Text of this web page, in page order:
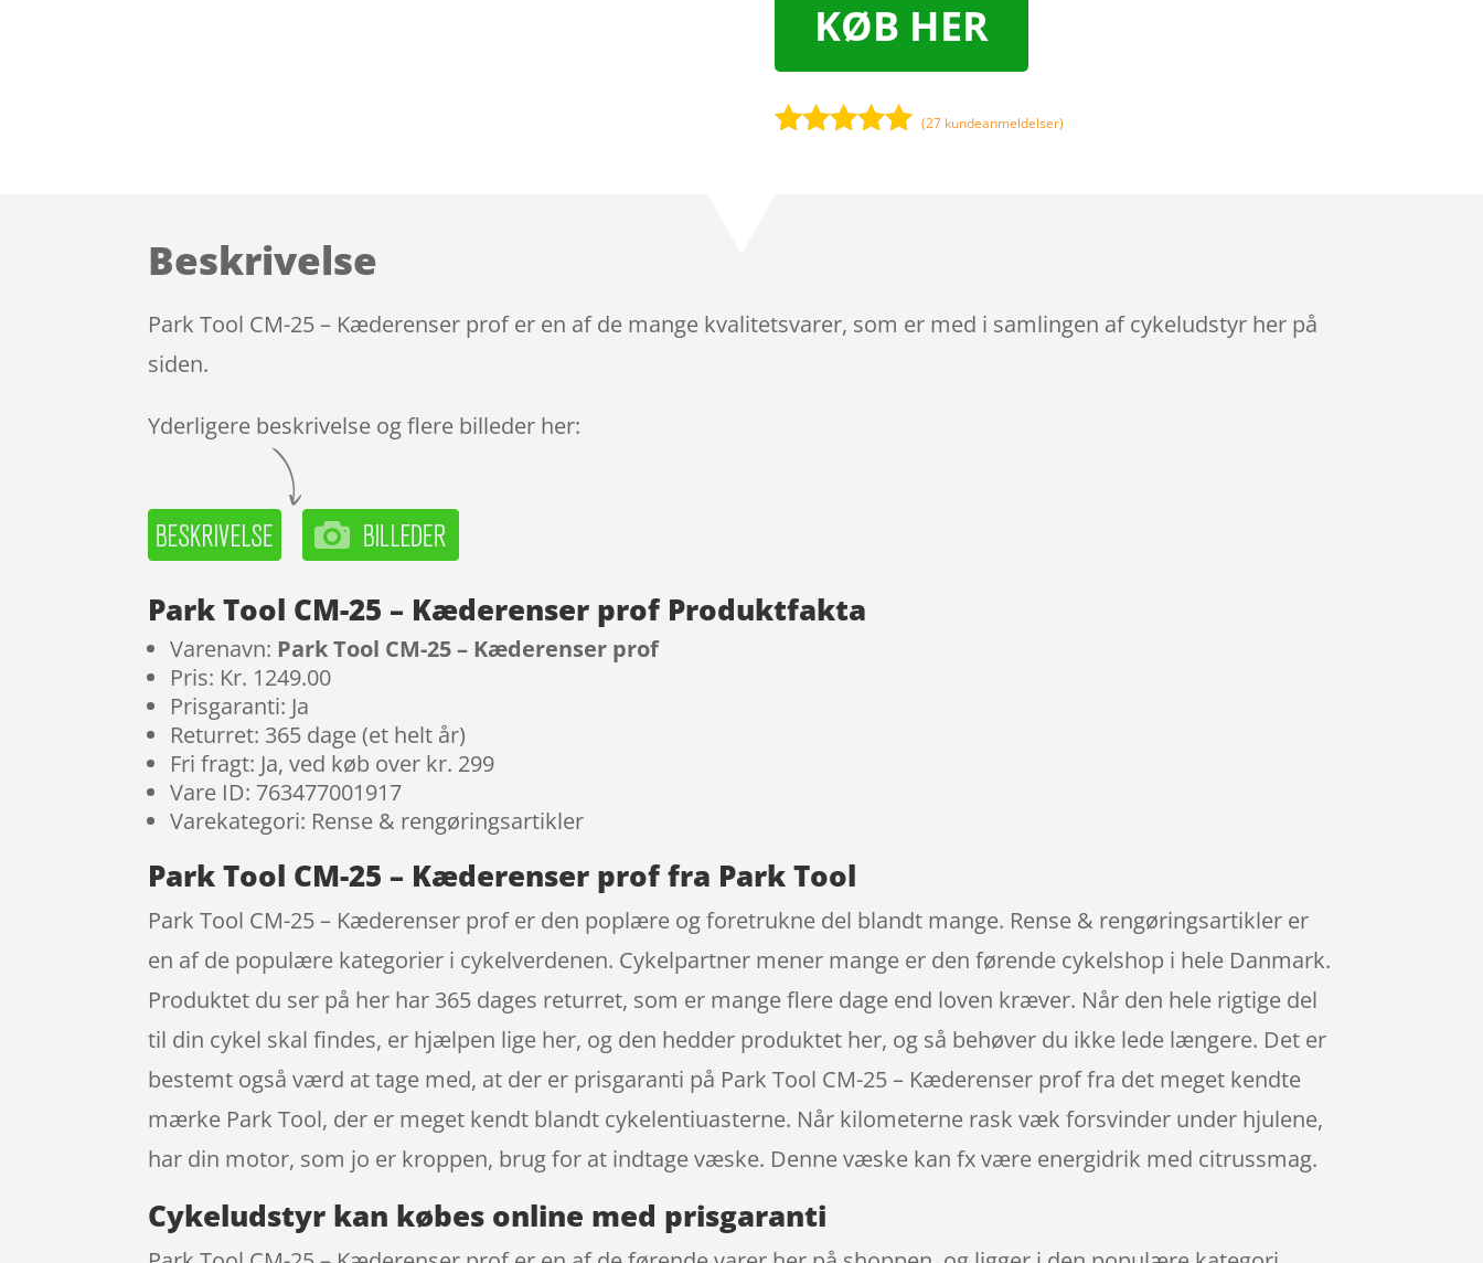
KØB HER
(27 kundeanmeldelser)
Beskrivelse
Park Tool CM-25 – Kæderenser prof er en af de mange kvalitetsvarer, som er med i samlingen af cykeludstyr her på
siden.
Yderligere beskrivelse og flere billeder her:
Park Tool CM-25 – Kæderenser prof Produktfakta
Varenavn: Park Tool CM-25 – Kæderenser prof
Pris: Kr. 1249.00
Prisgaranti: Ja
Returret: 365 dage (et helt år)
Fri fragt: Ja, ved køb over kr. 299
Vare ID: 763477001917
Varekategori: Rense & rengøringsartikler
Park Tool CM-25 – Kæderenser prof fra Park Tool
Park Tool CM-25 – Kæderenser prof er den poplære og foretrukne del blandt mange. Rense & rengøringsartikler er
en af de populære kategorier i cykelverdenen. Cykelpartner mener mange er den førende cykelshop i hele Danmark.
Produktet du ser på her har 365 dages returret, som er mange flere dage end loven kræver. Når den hele rigtige del
til din cykel skal findes, er hjælpen lige her, og den hedder produktet her, og så behøver du ikke lede længere. Det er
bestemt også værd at tage med, at der er prisgaranti på Park Tool CM-25 – Kæderenser prof fra det meget kendte
mærke Park Tool, der er meget kendt blandt cykelentiuasterne. Når kilometerne rask væk forsvinder under hjulene,
har din motor, som jo er kroppen, brug for at indtage væske. Denne væske kan fx være energidrik med citrussmag.
Cykeludstyr kan købes online med prisgaranti